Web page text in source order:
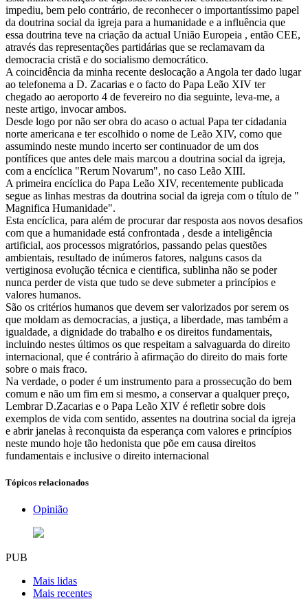
impediu, bem pelo contrário, de reconhecer o importantíssimo papel
da doutrina social da igreja para a humanidade e a influência que
essa doutrina teve na criação da actual União Europeia , então CEE,
através das representações partidárias que se reclamavam da
democracia cristã e do socialismo democrático.
A coincidência da minha recente deslocação a Angola ter dado lugar
ao telefonema a D. Zacarias e o facto do Papa Leão XIV ter
chegado ao aeroporto 4 de fevereiro no dia seguinte, leva-me, a
neste artigo, invocar ambos.
Desde logo por não ser obra do acaso o actual Papa ter cidadania
norte americana e ter escolhido o nome de Leão XIV, como que
assumindo neste mundo incerto ser continuador de um dos
pontífices que antes dele mais marcou a doutrina social da igreja,
com a encíclica "Rerum Novarum", no caso Leão XIII.
A primeira encíclica do Papa Leão XIV, recentemente publicada
segue as linhas mestras da doutrina social da igreja com o título de "
Magnifica Humanidade".
Esta encíclica, para além de procurar dar resposta aos novos desafios
com que a humanidade está confrontada , desde a inteligência
artificial, aos processos migratórios, passando pelas questões
ambientais, resultado de inúmeros fatores, nalguns casos da
vertiginosa evolução técnica e cientifica, sublinha não se poder
nunca perder de vista que tudo se deve submeter a princípios e
valores humanos.
São os critérios humanos que devem ser valorizados por serem os
que moldam as democracias, a justiça, a liberdade, mas também a
igualdade, a dignidade do trabalho e os direitos fundamentais,
incluindo nestes últimos os que respeitam a salvaguarda do direito
internacional, que é contrário à afirmação do direito do mais forte
sobre o mais fraco.
Na verdade, o poder é um instrumento para a prossecução do bem
comum e não um fim em si mesmo, a conservar a qualquer preço,
Lembrar D.Zacarias e o Papa Leão XIV é refletir sobre dois
exemplos de vida com sentido, assentes na doutrina social da igreja
e abrir janelas à reconquista da esperança com valores e princípios
neste mundo hoje tão hedonista que põe em causa direitos
fundamentais e inclusive o direito internacional
Tópicos relacionados
Opinião
PUB
Mais lidas
Mais recentes